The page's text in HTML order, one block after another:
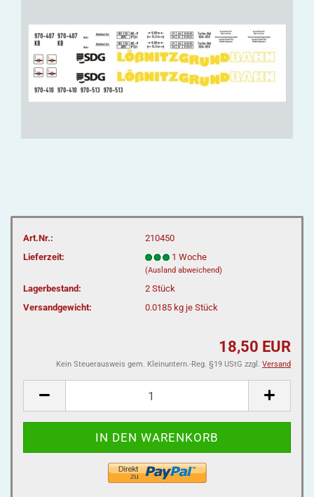
Art.Nr.:
210450
Lieferzeit:
1 Woche
(Ausland abweichend)
Lagerbestand: 2Stück
Versandgewicht:
0.0185 kg je Stück
18,50 EUR
Kein Steuerausweis gem. Kleinuntern.-Reg. §19 UStG zzgl. Versand